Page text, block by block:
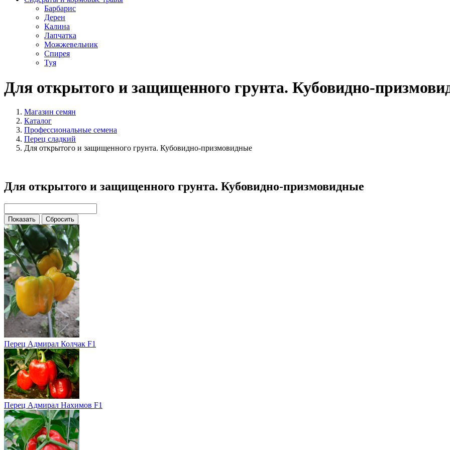
Барбарис
Дерен
Калина
Лапчатка
Можжевельник
Спирея
Туя
Для открытого и защищенного грунта. Кубовидно-
Магазин семян
Каталог
Профессиональные семена
Перец сладкий
Для открытого и защищенного грунта. Кубовидно-призмовидные
Для открытого и защищенного грунта. Кубовидно-призмовидные
Перец Адмирал Колчак F1
Перец Адмирал Нахимов F1